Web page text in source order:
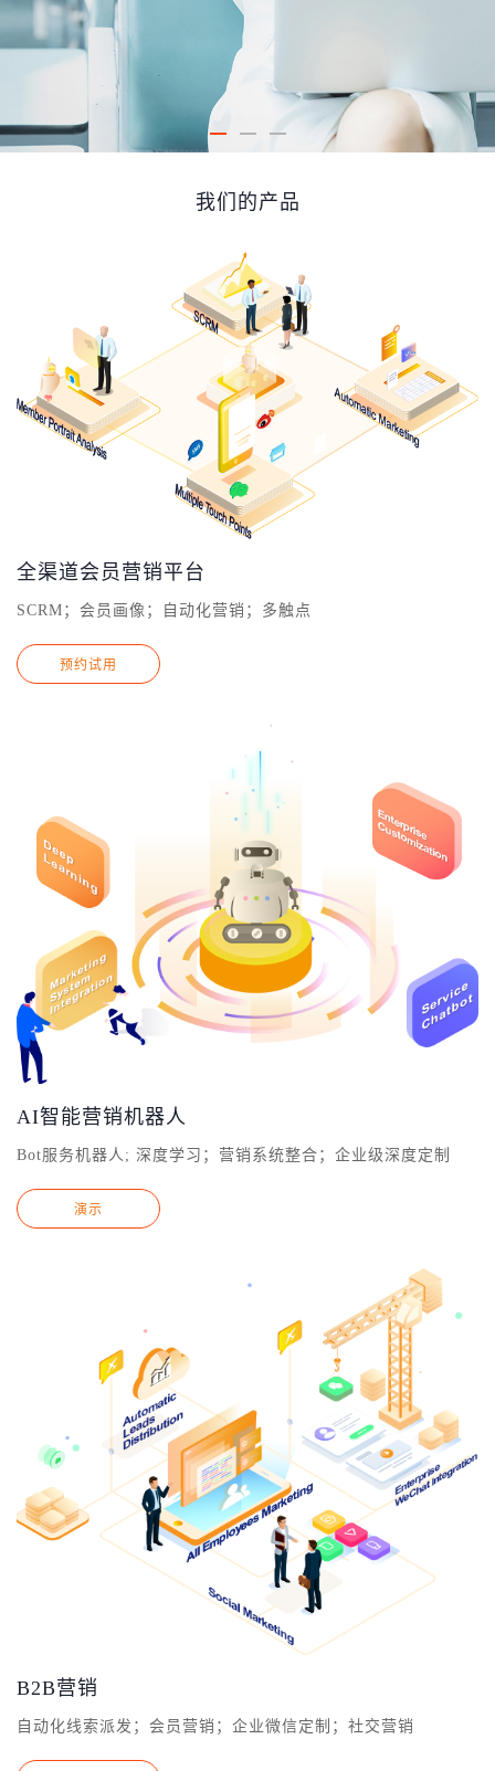
我们的产品
全渠道会员营销平台
SCRM；会员画像；自动化营销；多触点
预约试用
AI智能营销机器人
Bot服务机器人; 深度学习；营销系统整合；企业级深度定制
演示
B2B营销
自动化线索派发；会员营销；企业微信定制；社交营销